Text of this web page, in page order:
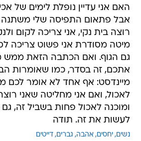
האם אני עדיין נופלת לימים של
אבל פתאום התפיסה שלי משתנה
רוצה בית נקי, אני צריכה לקום
מיטה מסודרת אני פשוט צריכה
גם הגוף. ואם הכתבה הזאת
אתכם, זה בסדר, כמו שאומרות
מיינדסט: אף אחד לא אומר לכם
לאכול, ואם אני מחליטה שאני
ומוכנה לאכול פחות בשביל זה, גם
לעשות את זה. תודה
נשים יחסים אהבה גברים דייטים